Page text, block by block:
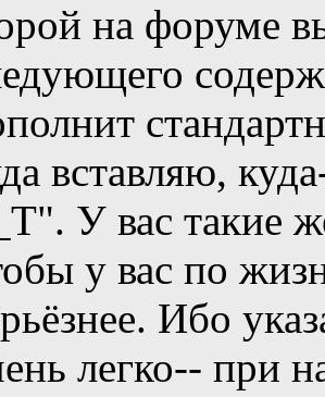
на форуме
вставляю,
У вас такие
у вас по
Ибо
легко-- при